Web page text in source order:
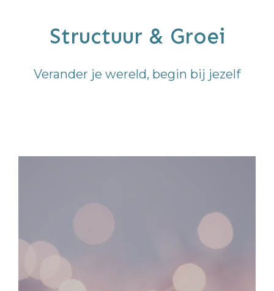
Structuur & Groei
Verander je wereld, begin bij jezelf